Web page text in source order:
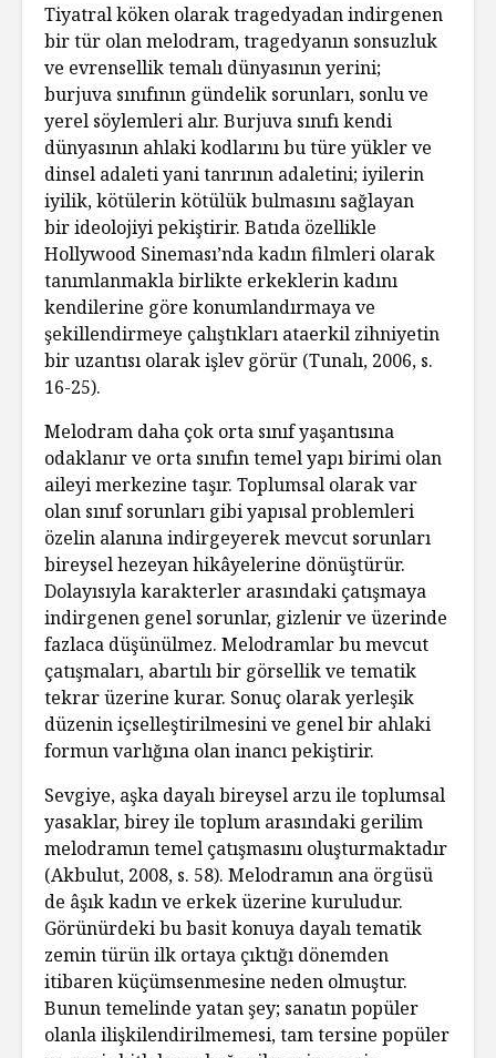
Tiyatral köken olarak tragedyadan indirgenen
bir tür olan melodram, tragedyanın sonsuzluk
ve evrensellik temalı dünyasının yerini;
burjuva sınıfının gündelik sorunları, sonlu ve
yerel söylemleri alır. Burjuva sınıfı kendi
dünyasının ahlaki kodlarını bu türe yükler ve
dinsel adaleti yani tanrının adaletini; iyilerin
iyilik, kötülerin kötülük bulmasını sağlayan
bir ideolojiyi pekiştirir. Batıda özellikle
Hollywood Sineması’nda kadın filmleri olarak
tanımlanmakla birlikte erkeklerin kadını
kendilerine göre konumlandırmaya ve
şekillendirmeye çalıştıkları ataerkil zihniyetin
bir uzantısı olarak işlev görür (Tunalı, 2006, s.
16-25).
Melodram daha çok orta sınıf yaşantısına
odaklanır ve orta sınıfın temel yapı birimi olan
aileyi merkezine taşır. Toplumsal olarak var
olan sınıf sorunları gibi yapısal problemleri
özelin alanına indirgeyerek mevcut sorunları
bireysel hezeyan hikâyelerine dönüştürür.
Dolayısıyla karakterler arasındaki çatışmaya
indirgenen genel sorunlar, gizlenir ve üzerinde
fazlaca düşünülmez. Melodramlar bu mevcut
çatışmaları, abartılı bir görsellik ve tematik
tekrar üzerine kurar. Sonuç olarak yerleşik
düzenin içselleştirilmesini ve genel bir ahlaki
formun varlığına olan inancı pekiştirir.
Sevgiye, aşka dayalı bireysel arzu ile toplumsal
yasaklar, birey ile toplum arasındaki gerilim
melodramın temel çatışmasını oluşturmaktadır
(Akbulut, 2008, s. 58). Melodramın ana örgüsü
de âşık kadın ve erkek üzerine kuruludur.
Görünürdeki bu basit konuya dayalı tematik
zemin türün ilk ortaya çıktığı dönemden
itibaren küçümsenmesine neden olmuştur.
Bunun temelinde yatan şey; sanatın popüler
olanla ilişkilendirilmemesi, tam tersine popüler